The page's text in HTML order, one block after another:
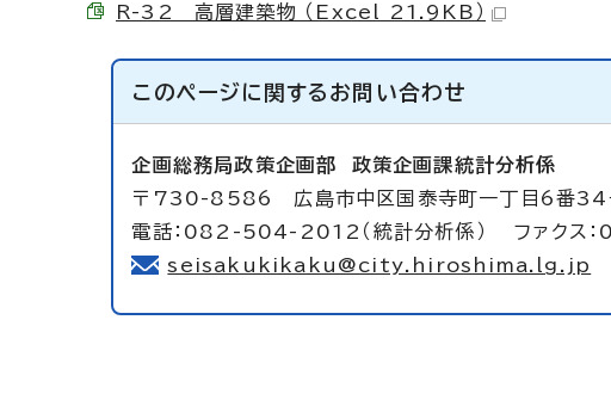
R-32 高層建築物 （Excel 21.9KB）
このページに関する お問い合わせ
企画総務局政策企画部 政策企画課統計分析係
〒730-8586 広島市中区国泰寺町一丁目6番34
電話：082-504-2012（統計分析係） ファク
seisakukikaku@city.hiroshima.lg.jp